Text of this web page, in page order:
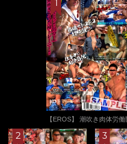
き肉体労働獣 -肉便器アフター5-